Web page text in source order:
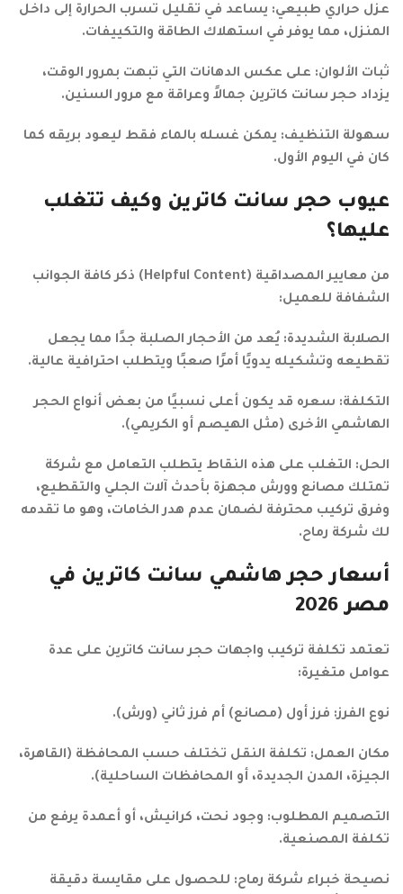
عزل حراري طبيعي: يساعد في تقليل تسرب الحرارة إلى داخل
المنزل، مما يوفر في استهلاك الطاقة والتكييفات.
ثبات الألوان: على عكس الدهانات التي تبهت بمرور الوقت،
يزداد حجر سانت كاترين جمالاً وعراقة مع مرور السنين.
سهولة التنظيف: يمكن غسله بالماء فقط ليعود بريقه كما
كان في اليوم الأول.
عيوب حجر سانت كاترين وكيف تتغلب
عليها؟
من معايير المصداقية (Helpful Content) ذكر كافة الجوانب
الشفافة للعميل:
الصلابة الشديدة: يُعد من الأحجار الصلبة جدًا مما يجعل
تقطيعه وتشكيله يدويًا أمرًا صعبًا ويتطلب احترافية عالية.
التكلفة: سعره قد يكون أعلى نسبيًا من بعض أنواع الحجر
الهاشمي الأخرى (مثل الهيصم أو الكريمي).
الحل: التغلب على هذه النقاط يتطلب التعامل مع شركة
تمتلك مصانع وورش مجهزة بأحدث آلات الجلي والتقطيع،
وفرق تركيب محترفة لضمان عدم هدر الخامات، وهو ما تقدمه
لك شركة رماح.
أسعار حجر هاشمي سانت كاترين في
مصر 2026
تعتمد تكلفة تركيب واجهات حجر سانت كاترين على عدة
عوامل متغيرة:
نوع الفرز: فرز أول (مصانع) أم فرز ثاني (ورش).
مكان العمل: تكلفة النقل تختلف حسب المحافظة (القاهرة،
الجيزة، المدن الجديدة، أو المحافظات الساحلية).
التصميم المطلوب: وجود نحت، كرانيش، أو أعمدة يرفع من
تكلفة المصنعية.
نصيحة خبراء شركة رماح: للحصول على مقايسة دقيقة